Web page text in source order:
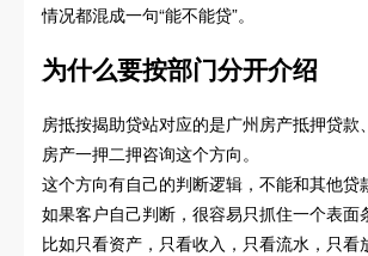
情况都混成一句“能不能贷”。
为什么要按部门分开介绍
房抵按揭助贷站对应的是广州房产抵押贷款
房产一押二押咨询这个方向。
这个方向有自己的判断逻辑，不能和其他贷
如果客户自己判断，很容易只抓住一个表面
比如只看资产，只看收入，只看流水，只看